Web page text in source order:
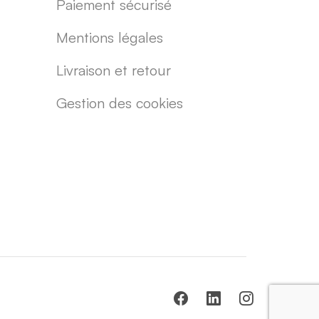
Paiement sécurisé
Mentions légales
Livraison et retour
Gestion des cookies